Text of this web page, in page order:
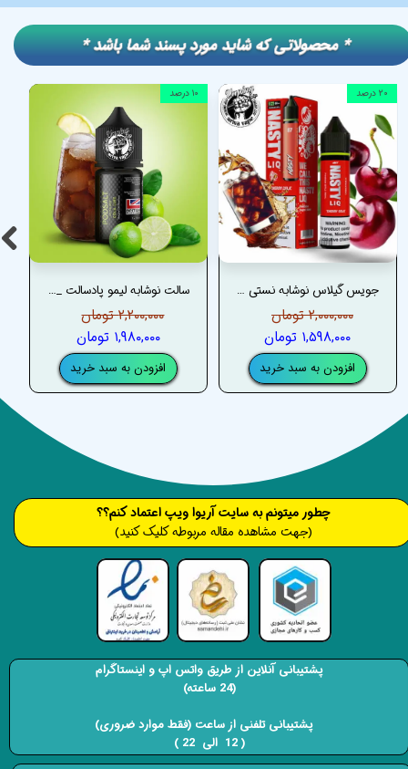
سالت نوشابه لیمو پادسالت _ PODSALT COLA WITH LIME SALT
۲,۲۰۰,۰۰۰ تومان
۱,۹۸۰,۰۰۰ تومان
افزودن به سبد خرید
۱۰ درصد
جویس گیلاس نوشابه نستی – NASTY CHERRY COLA JUICE
۲,۰۰۰,۰۰۰ تومان
۱,۵۹۸,۰۰۰ تومان
افزودن به سبد خرید
۲۰ درصد
​​* محصولاتی که شاید مورد پسند شما باشد *
​​​چطور میتونم به سایت آریوا ویپ اعتماد کنم؟؟
(جهت مشاهده مقاله مربوطه کلیک کنید)
پشتیبانی آنلاین از طریق واتس اپ و اینستاگرام
(24 ساعته)
​​​​​​​ پشتیبانی تلفنی از ساعت (فقط موارد ضروری)
( 12 الی 22 ) ​​​​​​​